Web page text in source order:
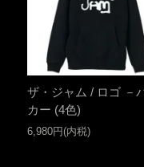
ザ・ジャム / ロゴ －
カー (4色)
6,980円(内税)